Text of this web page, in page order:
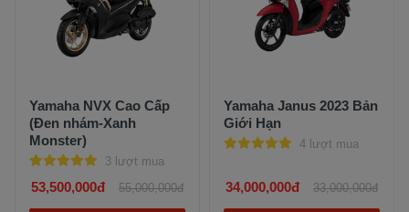
Yamaha NVX Cao Cấp
(Đen nhám-Xanh
Monster)
3 lượt mua
53,500,000đ 55,000,000đ
Yamaha Janus 2023 Bản
Giới Hạn
4 lượt mua
34,000,000đ 33,000,000đ